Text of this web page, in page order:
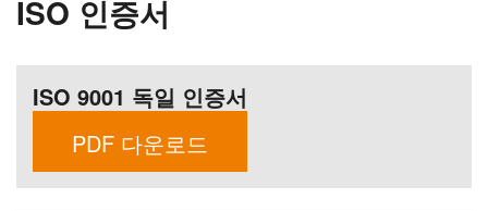
ISO 인증서
ISO 9001 독일 인증서
PDF 다운로드